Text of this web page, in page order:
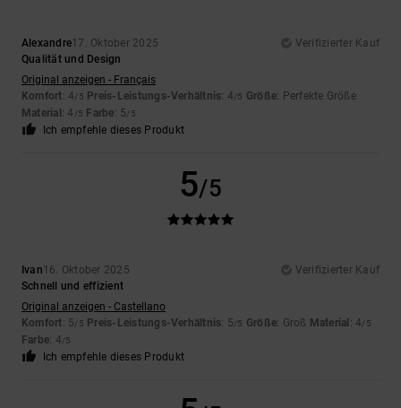
Alexandre17. Oktober 2025
Verifizierter Kauf
Qualität und Design
Original anzeigen - Français
Komfort: 4/5 Preis-Leistungs-Verhältnis: 4/5 Größe: Perfekte Größe
Material : 4 /5 Farbe: 5/5
Ich empfehle dieses Produkt
5/5
Ivan16. Oktober 2025
Verifizierter Kauf
Schnell und effizient
Original anzeigen - Castellano
Komfort: 5/5 Preis-Leistungs-Verhältnis: 5/5 Größe: Groß Material : 4/5
Farbe: 4/5
Ich empfehle dieses Produkt